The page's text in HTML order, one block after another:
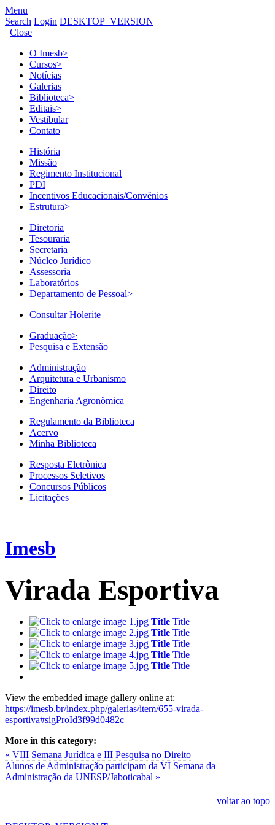
Menu
Search Login DESKTOP_VERSION
Close
O Imesb>
Cursos>
Notícias
Galerias
Biblioteca>
Editais>
Vestibular
Contato
História
Missão
Regimento Institucional
PDI
Incentivos Educacionais/Convênios
Estrutura>
Diretoria
Tesouraria
Secretaria
Núcleo Jurídico
Assessoria
Laboratórios
Departamento de Pessoal>
Consultar Holerite
Graduação>
Pesquisa e Extensão
Administração
Arquitetura e Urbanismo
Direito
Engenharia Agronômica
Regulamento da Biblioteca
Acervo
Minha Biblioteca
Resposta Eletrônica
Processos Seletivos
Concursos Públicos
Licitações
Imesb
Virada Esportiva
Title Title
Title Title
Title Title
Title Title
Title Title
View the embedded image gallery online at:
https://imesb.br/index.php/galerias/item/655-virada-
esportiva#sigProId3f99d0482c
More in this category:
« VIII Semana Jurídica e III Pesquisa no Direito
Alunos de Administração participam da VI Semana da
Administração da UNESP/Jaboticabal »
voltar ao topo